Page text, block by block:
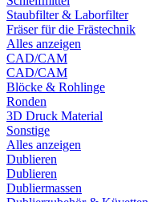
Staubfilter & Laborfilter
Fräser für die Frästechnik
Alles anzeigen
CAD/CAM
CAD/CAM
Blöcke & Rohlinge
Ronden
3D Druck Material
Sonstige
Alles anzeigen
Dublieren
Dublieren
Dubliermassen